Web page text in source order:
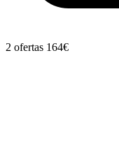
2 ofertas 164€